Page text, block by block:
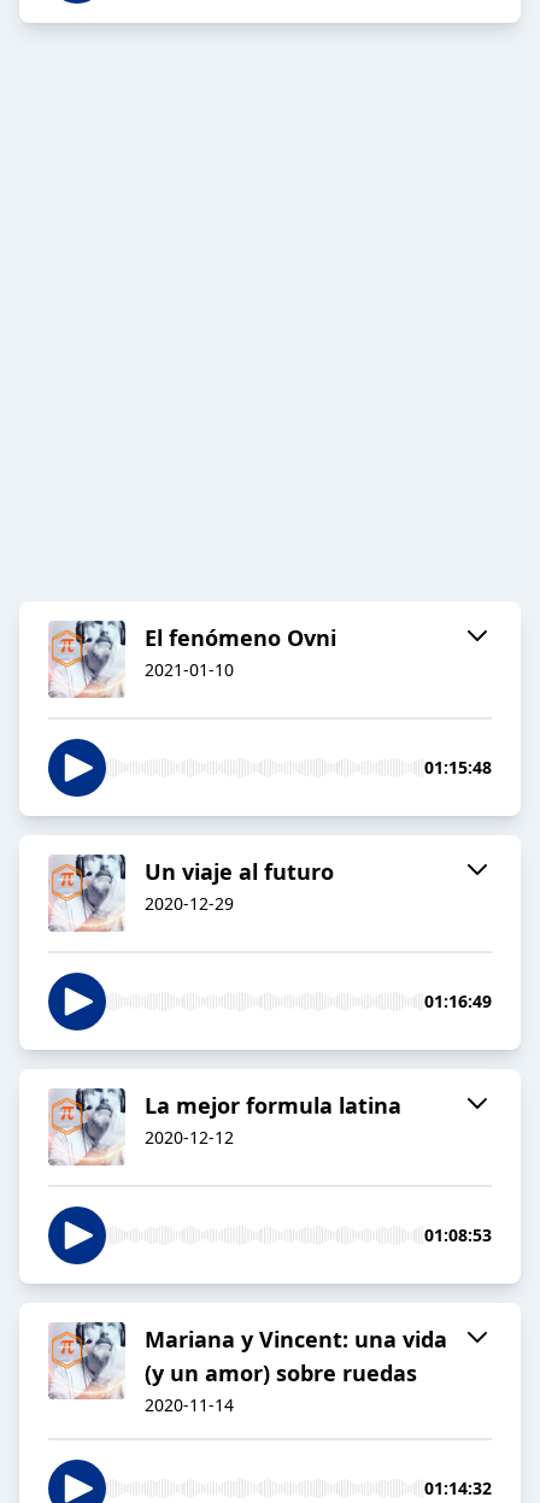
El fenómeno Ovni
2021-01-10
01:15:48
Un viaje al futuro
2020-12-29
01:16:49
La mejor formula latina
2020-12-12
01:08:53
Mariana y Vincent: una vida
(y un amor) sobre ruedas
2020-11-14
01:14:32